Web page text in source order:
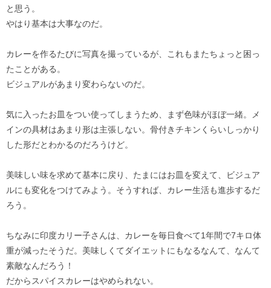
と思う。
やはり基本は大事なのだ。
カレーを作るたびに写真を撮っているが、これもまたちょっと困っ
たことがある。
ビジュアルがあまり変わらないのだ。
気に入ったお皿をつい使ってしまうため、まず色味がほぼ一緒。メ
インの具材はあまり形は主張しない。骨付きチキンくらいしっかり
した形だとわかるのだろうけど。
美味しい味を求めて基本に戻り、たまにはお皿を変えて、ビジュア
ルにも変化をつけてみよう。そうすれば、カレー生活も進歩するだ
ろう。
ちなみに印度カリー子さんは、カレーを毎日食べて1年間で7キロ体
重が減ったそうだ。美味しくてダイエットにもなるなんて、なんて
素敵なんだろう！
だからスパイスカレーはやめられない。